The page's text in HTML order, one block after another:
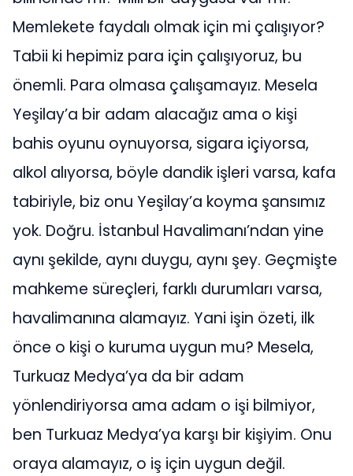
Memlekete faydalı olmak için mi çalışıyor?
Tabii ki hepimiz para için çalışıyoruz, bu
önemli. Para olmasa çalışamayız. Mesela
Yeşilay’a bir adam alacağız ama o kişi
bahis oyunu oynuyorsa, sigara içiyorsa,
alkol alıyorsa, böyle dandik işleri varsa, kafa
tabiriyle, biz onu Yeşilay’a koyma şansımız
yok. Doğru. İstanbul Havalimanı’ndan yine
aynı şekilde, aynı duygu, aynı şey. Geçmişte
mahkeme süreçleri, farklı durumları varsa,
havalimanına alamayız. Yani işin özeti, ilk
önce o kişi o kuruma uygun mu? Mesela,
Turkuaz Medya’ya da bir adam
yönlendiriyorsa ama adam o işi bilmiyor,
ben Turkuaz Medya’ya karşı bir kişiyim. Onu
oraya alamayız, o iş için uygun değil.